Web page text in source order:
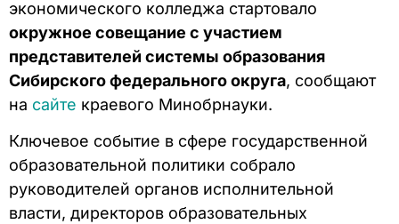
экономического колледжа стартовало
окружное совещание с участием
представителей системы образования
Сибирского федерального округа, сообщают
на сайте краевого Минобрнауки.
Ключевое событие в сфере государственной
образовательной политики собрало
руководителей органов исполнительной
власти, директоров образовательных